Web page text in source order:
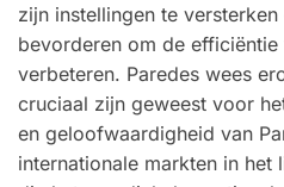
zijn instellingen te
bevorderen om de efficiëntie
verbeteren. Paredes wees
cruciaal zijn geweest voor
en geloofwaardigheid van
internationale markten in het